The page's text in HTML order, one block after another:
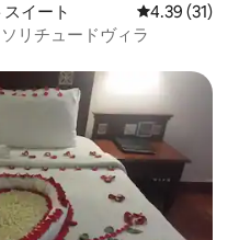
イート レビュー31
4.39 (31)
リチュードヴィラ